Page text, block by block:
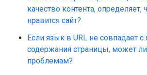
качество контента, определяет,
нравится сайт?
Если язык в URL не совпадает
содержания страницы, может
проблемам?